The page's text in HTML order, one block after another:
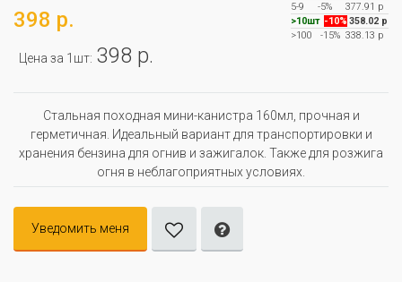
398 р.
Цена за 1шт: 398 р.
5-9
-5%
377.91 р
>10шт -10% 358.02 р
>100
-15% 338.13 р
Стальная походная мини-канистра 160мл, прочная и
герметичная. Идеальный вариант для транспортировки и
хранения бензина для огнив и зажигалок. Также для розжига
огня в неблагоприятных условиях.
Уведомить меня